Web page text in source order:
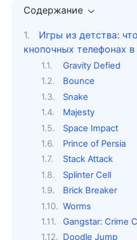
Содержание
Игры из детства:
кнопочных телефонах в
Gravity Defied
Bounce
Snake
Majesty
Space Impact
Prince of Persia
Stack Attack
Splinter Cell
Brick Breaker
Worms
Gangstar: Crime
Doodle Jump